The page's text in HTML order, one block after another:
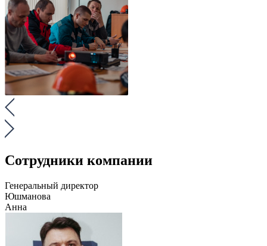
Сотрудники компании
Генеральный директор
Юшманова
Анна